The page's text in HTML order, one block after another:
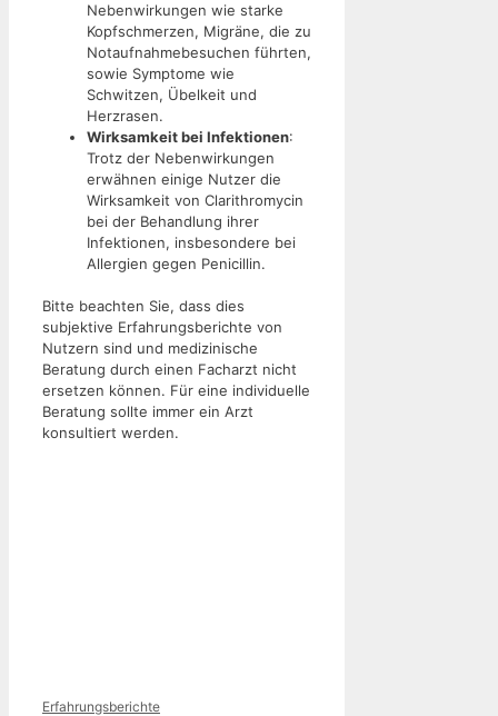
Nebenwirkungen wie starke
Kopfschmerzen, Migräne, die zu
Notaufnahmebesuchen führten,
sowie Symptome wie
Schwitzen, Übelkeit und
Herzrasen.
Wirksamkeit bei Infektionen:
Trotz der Nebenwirkungen
erwähnen einige Nutzer die
Wirksamkeit von Clarithromycin
bei der Behandlung ihrer
Infektionen, insbesondere bei
Allergien gegen Penicillin.
Bitte beachten Sie, dass dies
subjektive Erfahrungsberichte von
Nutzern sind und medizinische
Beratung durch einen Facharzt nicht
ersetzen können. Für eine individuelle
Beratung sollte immer ein Arzt
konsultiert werden.
Kategorien
Erfahrungsberichte